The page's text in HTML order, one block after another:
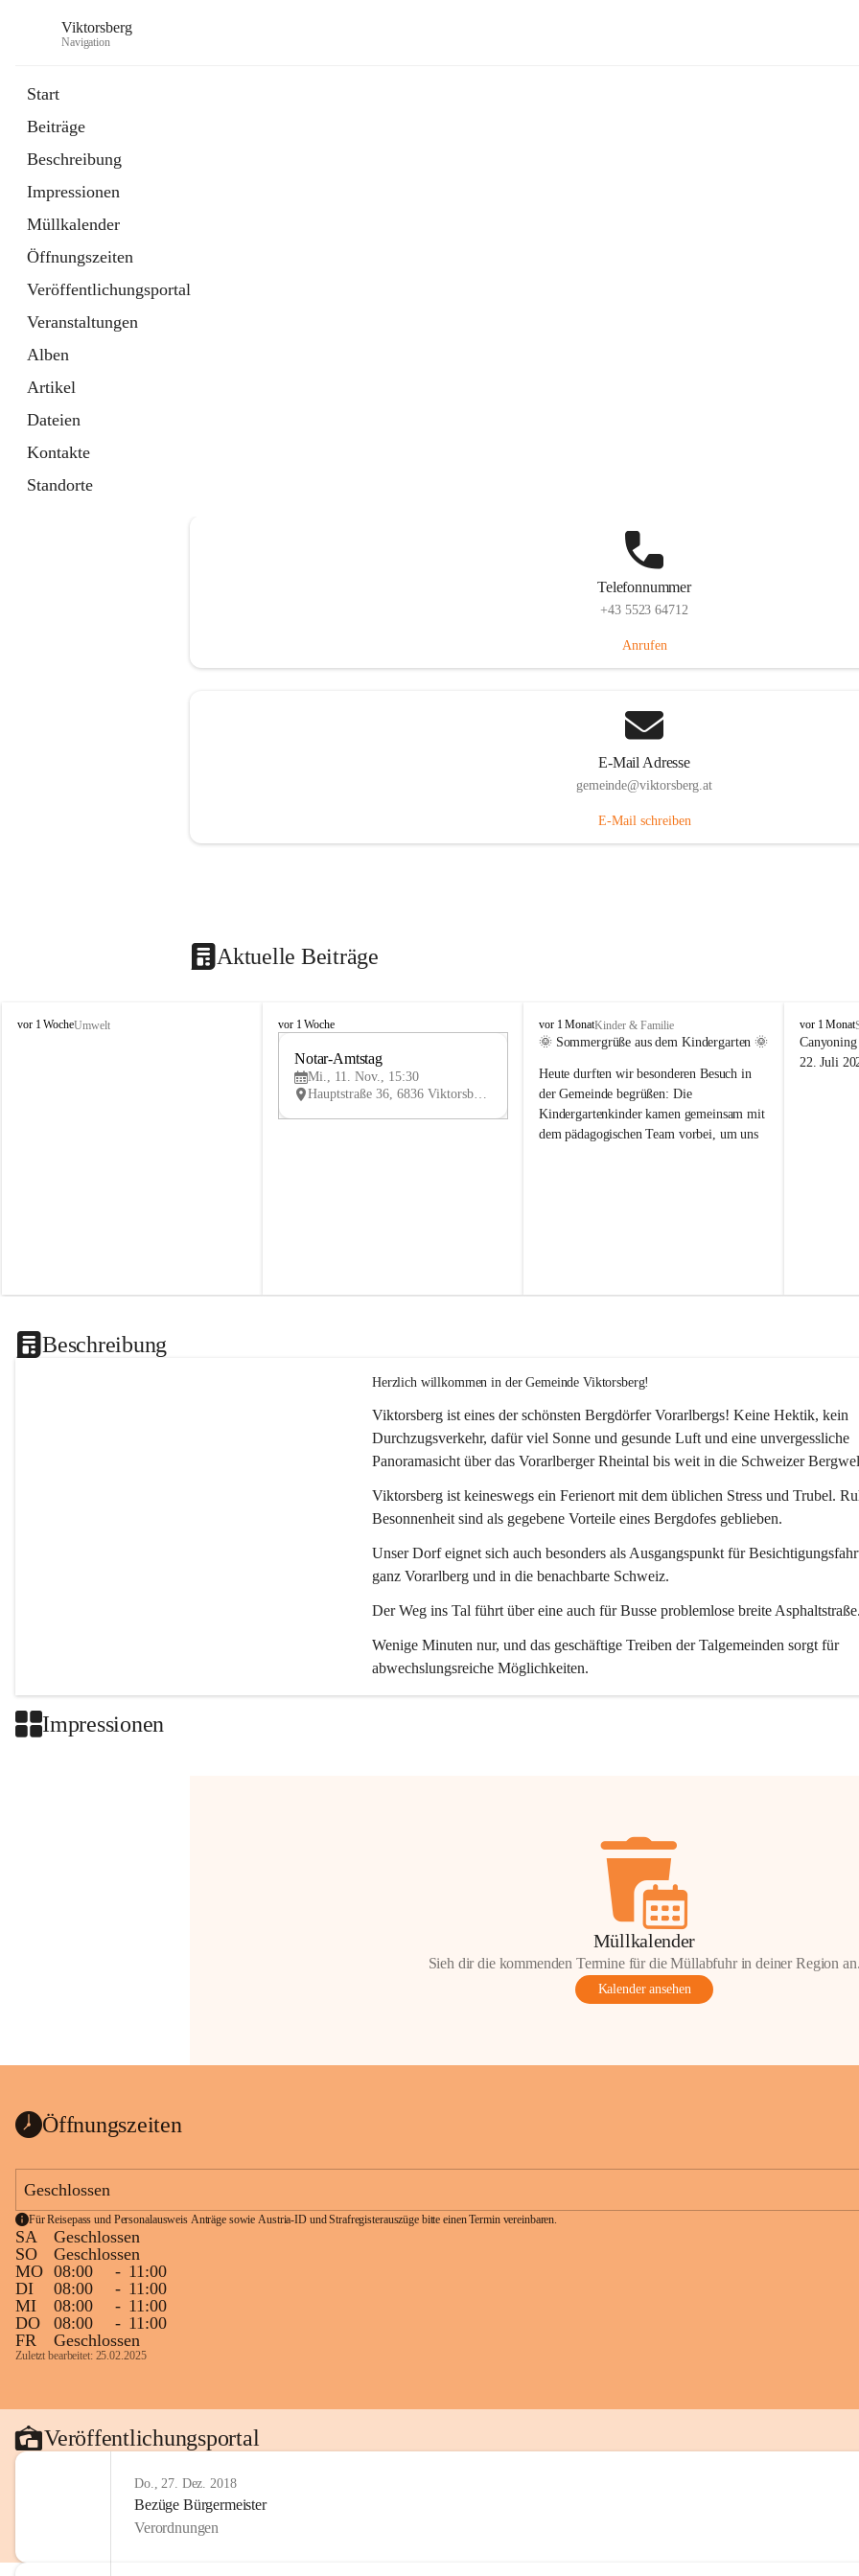
Viktorsberg
Navigation
Start
Beiträge
Beschreibung
Impressionen
Müllkalender
Öffnungszeiten
Veröffentlichungsportal
Veranstaltungen
Alben
Artikel
Dateien
Kontakte
Standorte
Telefonnummer
+43 5523 64712
Anrufen
E-Mail Adresse
gemeinde@viktorsberg.at
E-Mail schreiben
Aktuelle Beiträge
V
vor 1 WocheUmwelt
V
vor 1 Woche
V
Notar-Amtstag
Mi., 11. Nov., 15:30
Hauptstraße 36, 6836 Viktorsberg, AUT
V
i
t
o
r
s
vor 1 MonatKinder & Familie
🌞 Sommergrüße aus dem Kindergarten 🌞
Heute durften wir besonderen Besuch in
der Gemeinde begrüßen: Die
Kindergartenkinder kamen gemeinsam mit
dem pädagogischen Team vorbei, um uns
V
i
k
vor 1 Monat
22. Juli
Beschreibung
Herzlich willkommen in der Gemeinde Viktorsberg!
Viktorsberg ist eines der schönsten Bergdörfer Vorarlbergs! Keine Hektik, kein
Durchzugsverkehr, dafür viel Sonne und gesunde Luft und eine unvergessliche
Panoramasicht über das Vorarlberger Rheintal bis weit in die Schweizer
Viktorsberg ist keineswegs ein Ferienort mit dem üblichen Stress und Trubel.
Besonnenheit sind als gegebene Vorteile eines Bergdofes geblieben.
Unser Dorf eignet sich auch besonders als Ausgangspunkt für
ganz Vorarlberg und in die benachbarte Schweiz.
Der Weg ins Tal führt über eine auch für Busse problemlose breite
Wenige Minuten nur, und das geschäftige Treiben der Talgemeinden sorgt für
abwechslungsreiche Möglichkeiten.
Impressionen
Müllkalender
Sieh dir die kommenden Termine für die Müllabfuhr in deiner Region
Kalender ansehen
Öffnungszeiten
Geschlossen
Für Reisepass und Personalausweis Anträge sowie Austria-ID und Strafregisterauszüge bitte einen Termin vereinbaren.
SA
Geschlossen
SO
Geschlossen
MO 08:00 - 11:00
DI
08:00 - 11:00
MI
08:00 - 11:00
DO
08:00 - 11:00
FR
Geschlossen
Zuletzt bearbeitet: 25.02.2025
Veröffentlichungsportal
Do., 27. Dez. 2018
Bezüge Bürgermeister
Verordnungen